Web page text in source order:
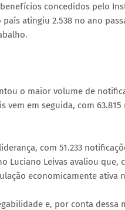
concedidos pelo
atingiu 2.538 no ano
o maior volume de
vem em seguida, com
com 51.233
Luciano Leivas avaliou
economicamente ativa
e, por conta dessa